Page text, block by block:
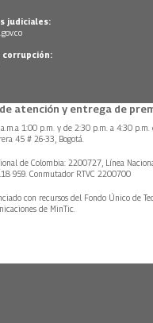
judiciales:
corrupción:
atención y entrega de
1:00 p.m. y de 2:30 p.m. a 4:30 p.m.
45 # 26-33, Bogotá.
de Colombia: 2200727, Línea
959. Conmutador RTVC 2200700
con recursos del Fondo Único de
de MinTic.